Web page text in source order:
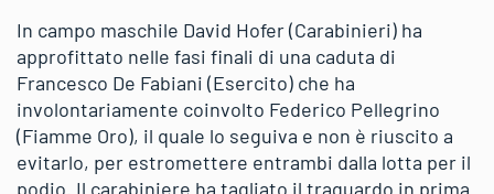
In campo maschile David Hofer (Carabinieri) ha
approfittato nelle fasi finali di una caduta di
Francesco De Fabiani (Esercito) che ha
involontariamente coinvolto Federico Pellegrino
(Fiamme Oro), il quale lo seguiva e non è riuscito a
evitarlo, per estromettere entrambi dalla lotta per il
podio. Il carabiniere ha tagliato il traguardo in prima